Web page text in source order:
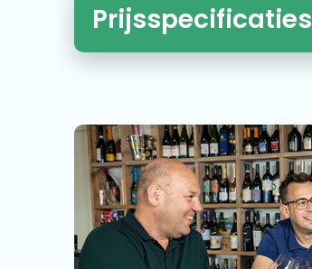
Prijsspecificaties